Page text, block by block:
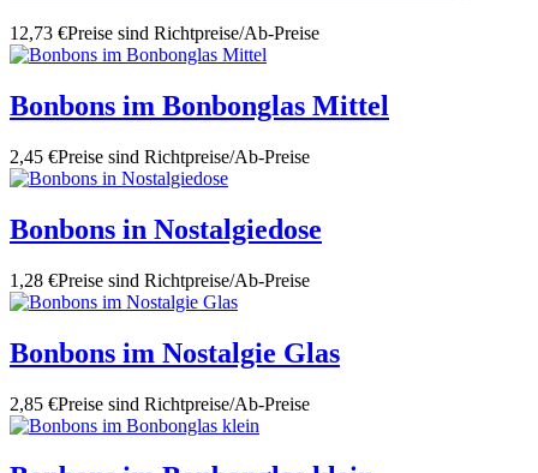
12,73 €Preise sind Richtpreise/Ab-Preise
Bonbons im Bonbonglas Mittel
2,45 €Preise sind Richtpreise/Ab-Preise
Bonbons in Nostalgiedose
1,28 €Preise sind Richtpreise/Ab-Preise
Bonbons im Nostalgie Glas
2,85 €Preise sind Richtpreise/Ab-Preise